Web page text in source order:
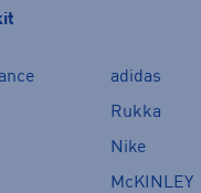
adidas
Rukka
Nike
McKINLEY